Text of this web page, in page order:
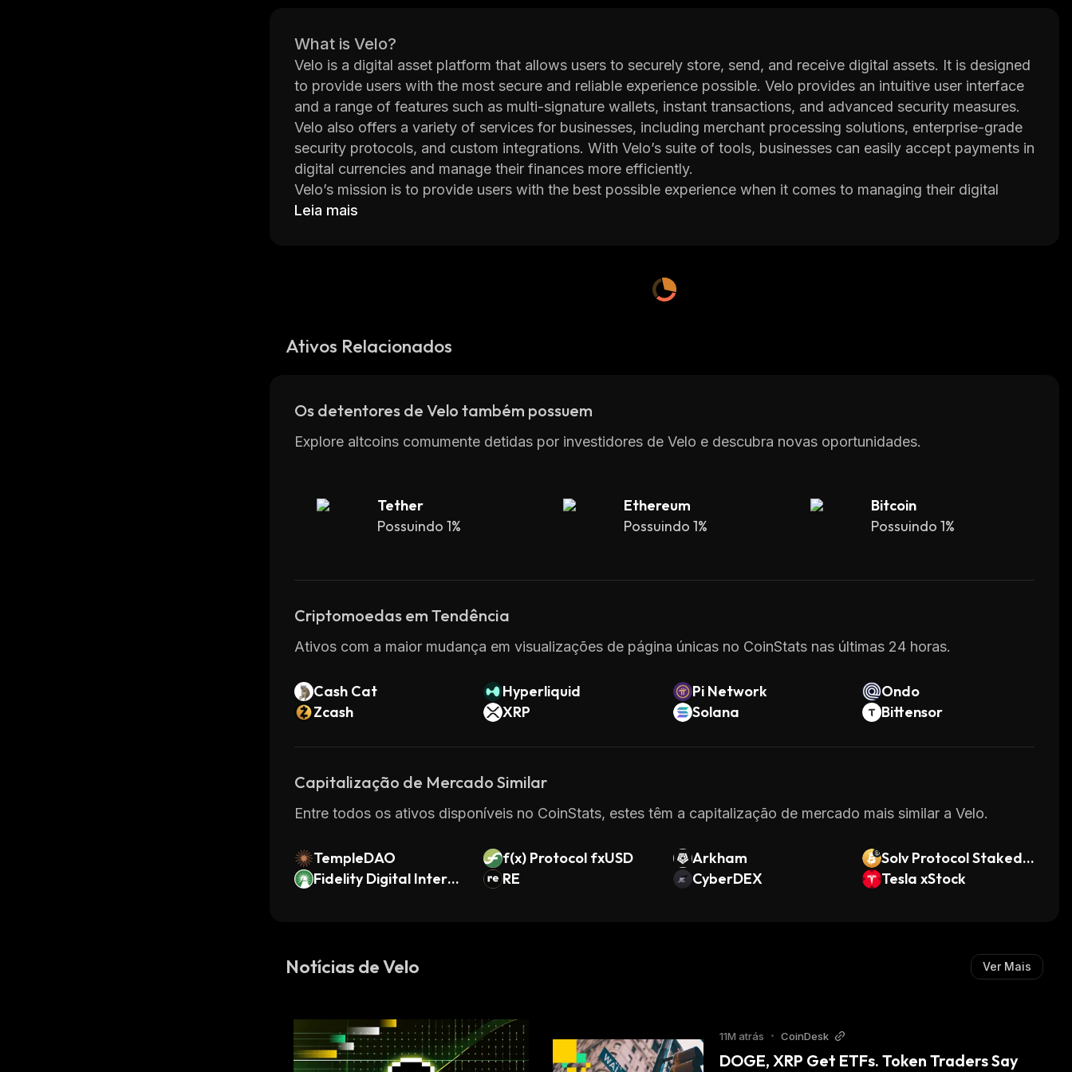
What is Velo?
Velo is a digital asset platform that allows users to securely store, send, and receive digital assets. It is designed
to provide users with the most secure and reliable experience possible. Velo provides an intuitive user interface
and a range of features such as multi-signature wallets, instant transactions, and advanced security measures.
Velo also offers a variety of services for businesses, including merchant processing solutions, enterprise-grade
security protocols, and custom integrations. With Velo’s suite of tools, businesses can easily accept payments in
digital currencies and manage their finances more efficiently.
Velo’s mission is to provide users with the best possible experience when it comes to managing their digital
assets. The platform strives to make cryptocurrency accessible to everyone by providing easy-to-use tools that
Leia mais
Ativos Relacionados
Os detentores de Velo também possuem
Explore altcoins comumente detidas por investidores de Velo e descubra novas oportunidades.
Tether
Possuindo 1%
Ethereum
Possuindo 1%
Bitcoin
Possuindo 1%
Criptomoedas em Tendência
Ativos com a maior mudança em visualizações de página únicas no CoinStats nas últimas 24 horas.
Cash Cat Hyperliquid Pi Network
Ondo
Zcash
XRP Solana Bittensor
Capitalização de Mercado Similar
Entre todos os ativos disponíveis no CoinStats, estes têm a capitalização de mercado mais similar a Velo.
TempleDAO f(x) Protocol fxUSD Arkham
Solv Protocol Staked B
TC
Fidelity Digital Interes
RE CyberDEX Tesla xStock
Notícias de Velo Ver Mais
11M atrás • CoinDesk
DOGE, XRP Get ETFs. Token Traders Say